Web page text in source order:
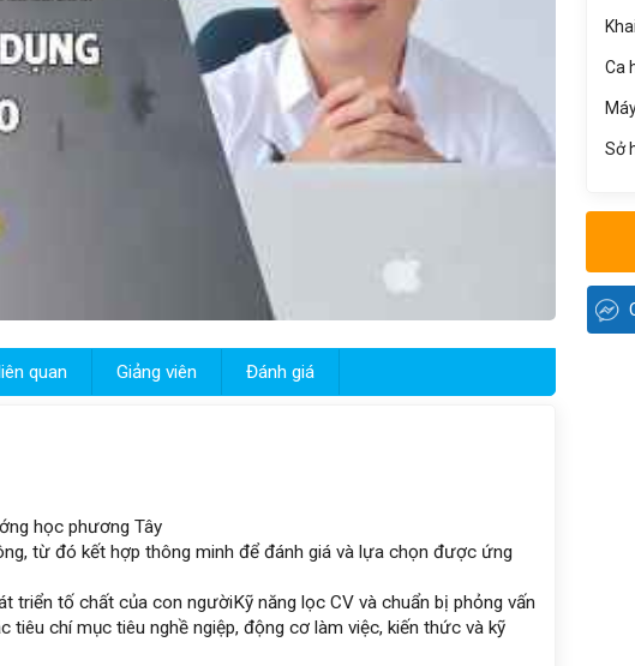
quan Giảng viên Đánh giá
học phương Tây
từ đó kết hợp thông minh để đánh giá và lựa chọn được ứng
triển tố chất của con ngườiKỹ năng lọc CV và chuẩn bị phỏng vấn
tiêu chí mục tiêu nghề ngiệp, động cơ làm việc, kiến thức và kỹ
Ca
Sở